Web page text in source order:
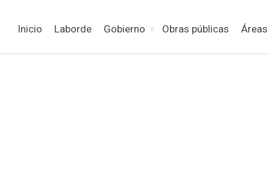
Inicio Laborde Gobierno Obras públicas Áreas